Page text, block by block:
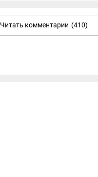
Читать комментарии (410)